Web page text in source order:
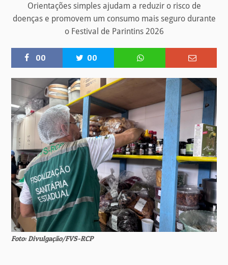
Orientações simples ajudam a reduzir o risco de
doenças e promovem um consumo mais seguro durante
o Festival de Parintins 2026
00 00
Foto: Divulgação/FVS-RCP